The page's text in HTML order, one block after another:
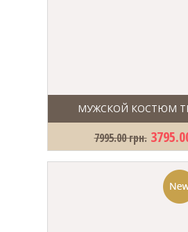
МУЖСКОЙ КОСТЮМ
7995.00 грн.